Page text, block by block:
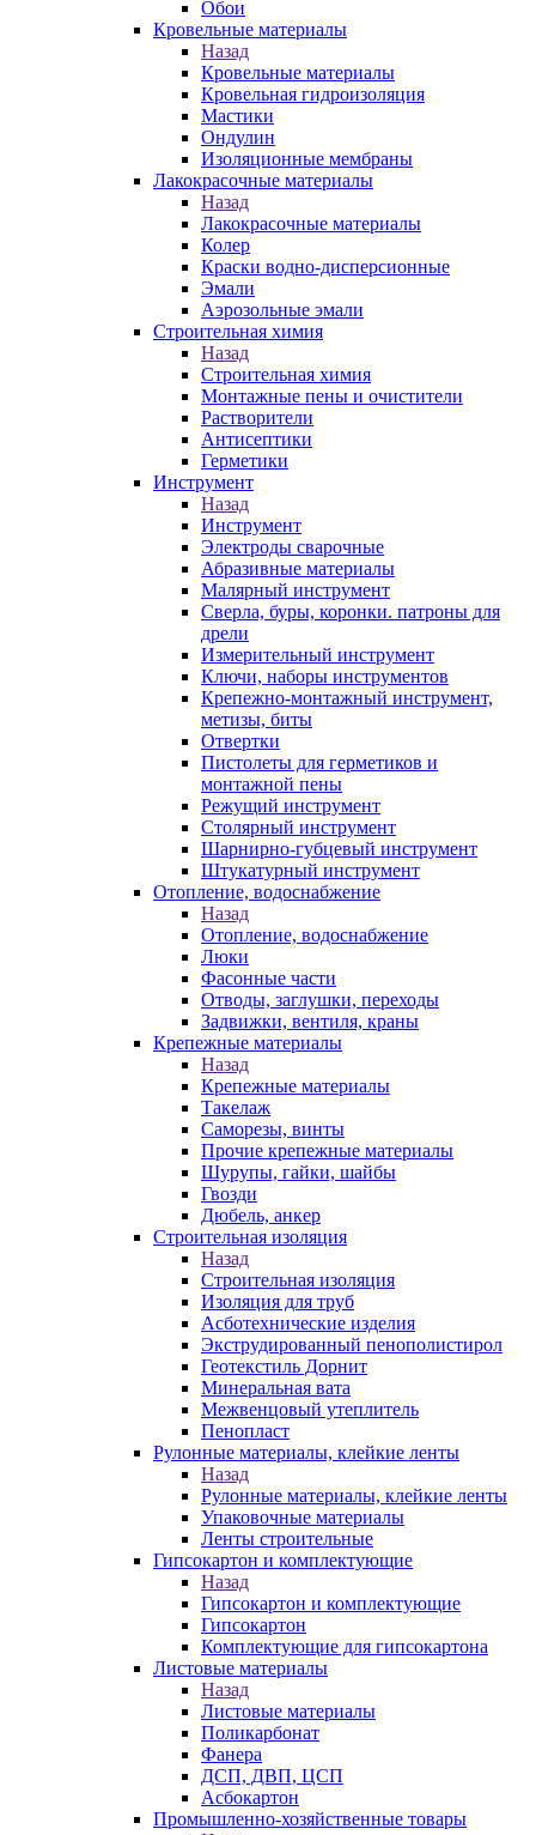
Обои
Кровельные материалы
Назад
Кровельные материалы
Кровельная гидроизоляция
Мастики
Ондулин
Изоляционные мембраны
Лакокрасочные материалы
Назад
Лакокрасочные материалы
Колер
Краски водно-дисперсионные
Эмали
Аэрозольные эмали
Строительная химия
Назад
Строительная химия
Монтажные пены и очистители
Растворители
Антисептики
Герметики
Инструмент
Назад
Инструмент
Электроды сварочные
Абразивные материалы
Малярный инструмент
Сверла, буры, коронки. патроны для
дрели
Измерительный инструмент
Ключи, наборы инструментов
Крепежно-монтажный инструмент,
метизы, биты
Отвертки
Пистолеты для герметиков и
монтажной пены
Режущий инструмент
Столярный инструмент
Шарнирно-губцевый инструмент
Штукатурный инструмент
Отопление, водоснабжение
Назад
Отопление, водоснабжение
Люки
Фасонные части
Отводы, заглушки, переходы
Задвижки, вентиля, краны
Крепежные материалы
Назад
Крепежные материалы
Такелаж
Саморезы, винты
Прочие крепежные материалы
Шурупы, гайки, шайбы
Гвозди
Дюбель, анкер
Строительная изоляция
Назад
Строительная изоляция
Изоляция для труб
Асботехнические изделия
Экструдированный пенополистирол
Геотекстиль Дорнит
Минеральная вата
Межвенцовый утеплитель
Пенопласт
Рулонные материалы, клейкие ленты
Назад
Рулонные материалы, клейкие ленты
Упаковочные материалы
Ленты строительные
Гипсокартон и комплектующие
Назад
Гипсокартон и комплектующие
Гипсокартон
Комплектующие для гипсокартона
Листовые материалы
Назад
Листовые материалы
Поликарбонат
Фанера
ДСП, ДВП, ЦСП
Асбокартон
Промышленно-хозяйственные товары